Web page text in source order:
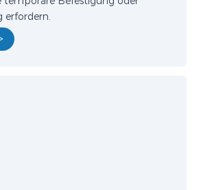
erfordern.